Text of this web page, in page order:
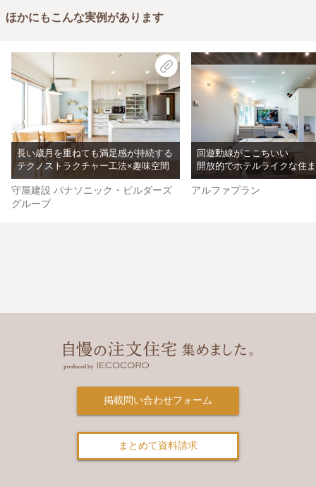
ほかにもこんな実例があります
長い歳月を重ねても満足感が持続する
テクノストラクチャー工法×趣味空間
守屋建設 パナソニック・ビルダーズ
グループ
回遊動線がここちいい
開放的でホテルライクな住
アルファプラン
掲載問い合わせフォーム
まとめて資料請求